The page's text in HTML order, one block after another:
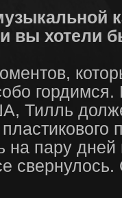
вы хотели
Тилль
на пару дней
свернулось.